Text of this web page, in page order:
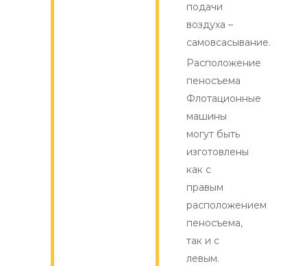
подачи
воздуха –
самовсасывание.
Расположение
пеносъема
Флотационные
машины
могут быть
изготовлены
как с
правым
расположением
пеносъема,
так и с
левым.